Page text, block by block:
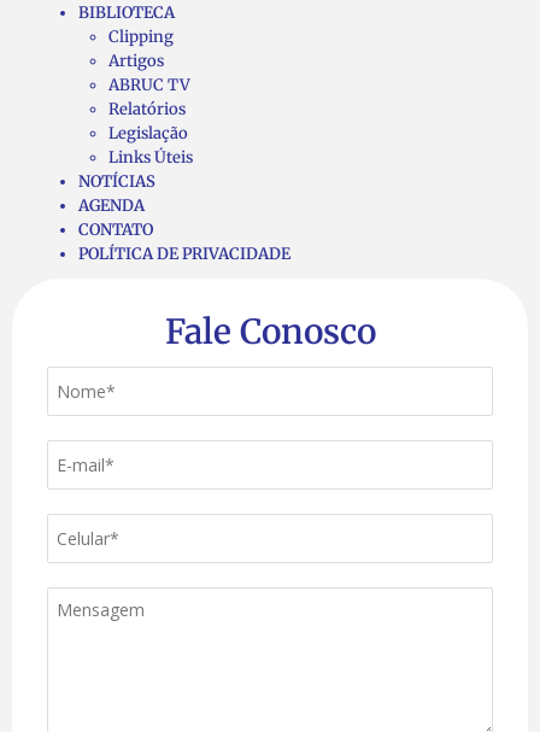
BIBLIOTECA
Clipping
Artigos
ABRUC TV
Relatórios
Legislação
Links Úteis
NOTÍCIAS
AGENDA
CONTATO
POLÍTICA DE PRIVACIDADE
Fale Conosco